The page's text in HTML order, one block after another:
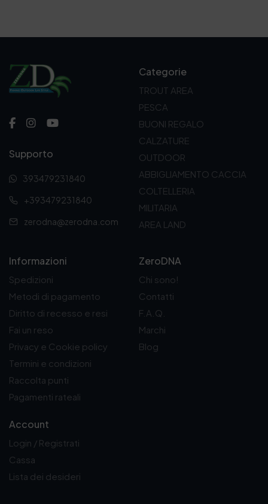
Supporto
393479231840
+393479231840
zerodna@zerodna.com
Categorie
TROUT AREA
PESCA
BUONI REGALO
CALZATURE
OUTDOOR
ABBIGLIAMENTO CACCIA
COLTELLERIA
MILITARIA
AREA LAND
Informazioni
Spedizioni
Metodi di pagamento
Diritto di recesso e resi
Fai un reso
Privacy e Cookie policy
Termini e condizioni
Raccolta punti
Pagamenti rateali
Account
Login / Registrati
Cassa
Lista dei desideri
ZeroDNA
Chi sono!
Contatti
F.A.Q.
Marchi
Blog